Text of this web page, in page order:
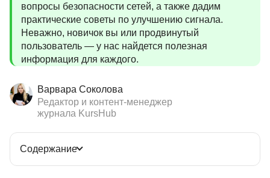
вопросы безопасности сетей, а также дадим
практические советы по улучшению сигнала.
Неважно, новичок вы или продвинутый
пользователь — у нас найдется полезная
информация для каждого.
Варвара Соколова
Редактор и контент-менеджер
журнала KursHub
Содержание